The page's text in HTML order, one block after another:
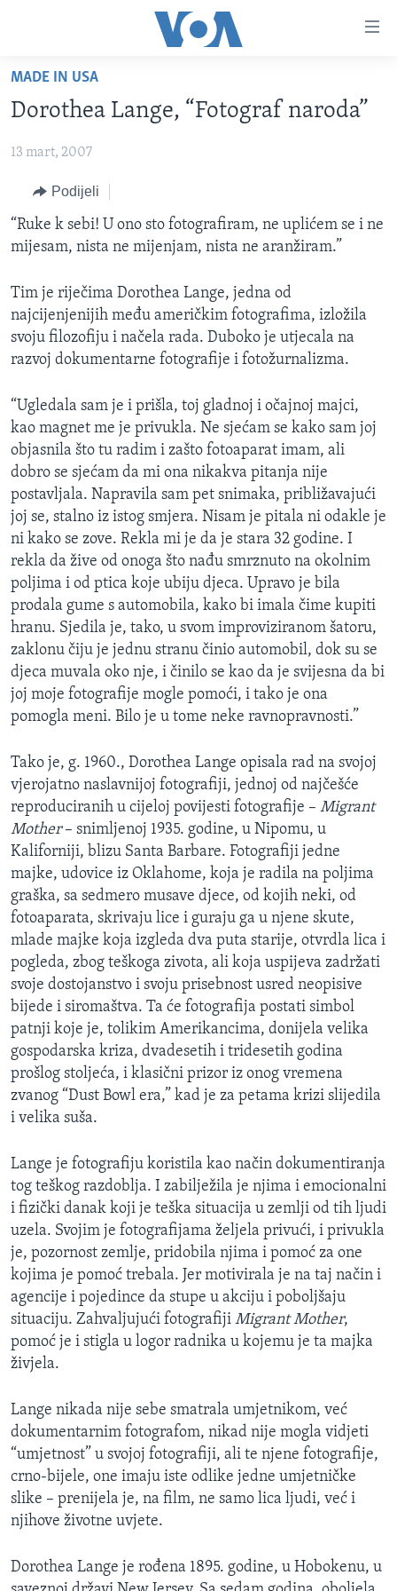
glavni
sadržaj
na
navigaciju
Idi
na
TV PROGRAM
FOTOGRAFIJE DANA
VIJESTI
SJEDINJENE AMERIČKE DRŽAVE
BOSNA I HERCEGOVINA
SVIJET
NAUKA I TEHNOLOGIJA
SPECIJALNI PROJEKTI
KORUPCIJA
SLOBODA MEDIJA
ŽENSKA STRANA
MAGAZIN
O GLASU AMERIKE
Learning English
PRATITE NAS
Jezici
MADE IN USA
Dorothea Lange, “Fotograf naroda”
13 mart, 2007
Podijeli
“Ruke k sebi! U ono sto fotografiram, ne uplićem se i ne
mijesam, nista ne mijenjam, nista ne aranžiram.”
Tim je riječima Dorothea Lange, jedna od
najcijenjenijih među američkim fotografima, izložila
svoju filozofiju i načela rada. Duboko je utjecala na
razvoj dokumentarne fotografije i fotožurnalizma.
“Ugledala sam je i prišla, toj gladnoj i očajnoj majci,
kao magnet me je privukla. Ne sjećam se kako sam joj
objasnila što tu radim i zašto fotoaparat imam, ali
dobro se sjećam da mi ona nikakva pitanja nije
postavljala. Napravila sam pet snimaka, približavajući
joj se, stalno iz istog smjera. Nisam je pitala ni odakle je
ni kako se zove. Rekla mi je da je stara 32 godine. I
rekla da žive od onoga što nađu smrznuto na okolnim
poljima i od ptica koje ubiju djeca. Upravo je bila
prodala gume s automobila, kako bi imala čime kupiti
hranu. Sjedila je, tako, u svom improviziranom šatoru,
zaklonu čiju je jednu stranu činio automobil, dok su se
djeca muvala oko nje, i činilo se kao da je svijesna da bi
joj moje fotografije mogle pomoći, i tako je ona
pomogla meni. Bilo je u tome neke ravnopravnosti.”
Tako je, g. 1960., Dorothea Lange opisala rad na svojoj
vjerojatno naslavnijoj fotografiji, jednoj od najčešće
reproduciranih u cijeloj povijesti fotografije – Migrant
Mother– snimljenoj 1935. godine, u Nipomu, u
Kaliforniji, blizu Santa Barbare. Fotografiji jedne
majke, udovice iz Oklahome, koja je radila na poljima
graška, sa sedmero musave djece, od kojih neki, od
fotoaparata, skrivaju lice i guraju ga u njene skute,
mlade majke koja izgleda dva puta starije, otvrdla lica i
pogleda, zbog teškoga zivota, ali koja uspijeva zadržati
svoje dostojanstvo i svoju prisebnost usred neopisive
bijede i siromaštva. Ta će fotografija postati simbol
patnji koje je, tolikim Amerikancima, donijela velika
gospodarska kriza, dvadesetih i tridesetih godina
prošlog stoljeća, i klasični prizor iz onog vremena
zvanog “Dust Bowl era,” kad je za petama krizi slijedila
i velika suša.
Lange je fotografiju koristila kao način dokumentiranja
tog teškog razdoblja. I zabilježila je njima i emocionalni
i fizički danak koji je teška situacija u zemlji od tih ljudi
uzela. Svojim je fotografijama željela privući, i privukla
je, pozornost zemlje, pridobila njima i pomoć za one
kojima je pomoć trebala. Jer motivirala je na taj način i
agencije i pojedince da stupe u akciju i poboljšaju
situaciju. Zahvaljujući fotografiji Migrant Mother,
pomoć je i stigla u logor radnika u kojemu je ta majka
živjela.
Lange nikada nije sebe smatrala umjetnikom, već
dokumentarnim fotografom, nikad nije mogla vidjeti
“umjetnost” u svojoj fotografiji, ali te njene fotografije,
crno-bijele, one imaju iste odlike jedne umjetničke
slike – prenijela je, na film, ne samo lica ljudi, već i
njihove životne uvjete.
Dorothea Lange je rođena 1895. godine, u Hobokenu, u